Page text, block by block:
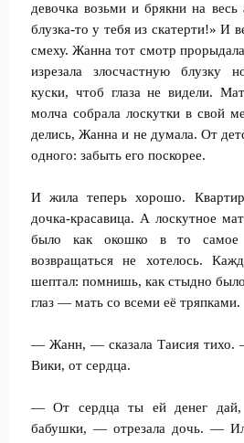
девочка возьми и брякни на весь
блузка-то у тебя из скатерти!» И
смеху. Жанна тот смотр
изрезала злосчастную блузку
куски, чтоб глаза не видели.
молча собрала лоскутки в свой
делись, Жанна и не думала. От
одного: забыть его поскорее.
И жила теперь хорошо.
дочка-красавица. А лоскутное
было как окошко в то самое
возвращаться не хотелось.
шептал: помнишь, как стыдно
глаз — мать со всеми её тряпками.
— Жанн, — сказала Таисия тихо.
Вики, от сердца.
— От сердца ты ей денег дай,
бабушки, — отрезала дочь. —